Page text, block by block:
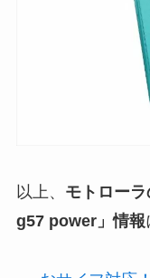
以上、 モトロー
g57 power」情報